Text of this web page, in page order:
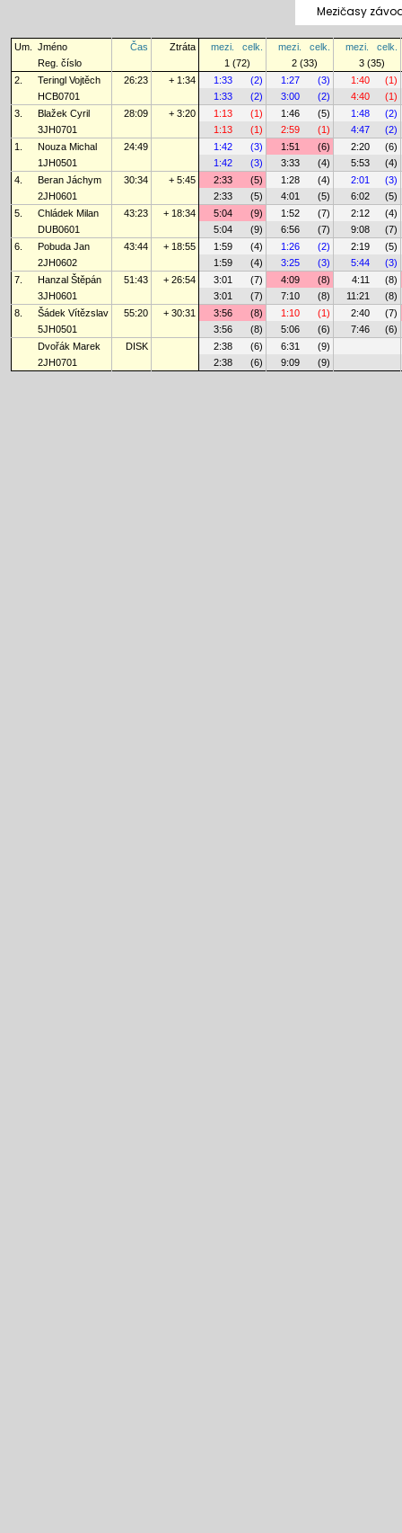
Mezičasy
Um. Jméno Čas Ztráta mezi. celk. mezi. celk. mezi.
celk.
Reg. číslo
1 (72) 2 (33)
3 (35)
2.
Teringl Vojtěch 26:23 + 1:34 1:33 (2) 1:27 (3) 1:40
(1)
HCB0701
1:33 (2) 3:00 (2) 4:40
(1)
3.
Blažek Cyril 28:09 + 3:20 1:13 (1) 1:46 (5) 1:48
(2)
3JH0701
1:13 (1) 2:59 (1) 4:47
(2)
1.
Nouza Michal 24:49 1:42 (3) 1:51 (6) 2:20
(6)
1JH0501
1:42 (3) 3:33 (4) 5:53
(4)
4.
Beran Jáchym 30:34 + 5:45 2:33 (5) 1:28 (4) 2:01
(3)
2JH0601
2:33 (5) 4:01 (5) 6:02
(5)
5.
Chládek Milan 43:23 + 18:34 5:04 (9) 1:52 (7) 2:12
(4)
DUB0601
5:04 (9) 6:56 (7) 9:08
(7)
6.
Pobuda Jan 43:44 + 18:55 1:59 (4) 1:26 (2) 2:19
(5)
2JH0602
1:59 (4) 3:25 (3) 5:44
(3)
7.
Hanzal Štěpán 51:43 + 26:54 3:01 (7) 4:09 (8) 4:11
(8)
3JH0601
3:01 (7) 7:10 (8) 11:21
(8)
8.
Šádek Vítězslav 55:20 + 30:31 3:56 (8) 1:10 (1) 2:40
(7)
5JH0501
3:56 (8) 5:06 (6) 7:46
(6)
Dvořák Marek
DISK 2:38 (6) 6:31
(9)
2JH0701
2:38 (6) 9:09 (9)